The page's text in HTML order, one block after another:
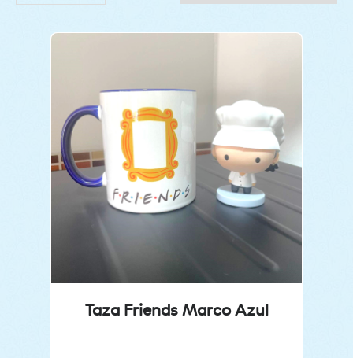
Taza Friends Marco Azul